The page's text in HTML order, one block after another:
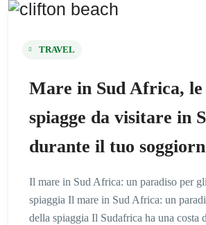
TRAVEL
Mare in Sud Africa,
spiagge da visitare in
durante il tuo
Il mare in Sud Africa: un paradiso per
spiaggia Il mare in Sud Africa: un
della spiaggia Il Sudafrica ha una costa